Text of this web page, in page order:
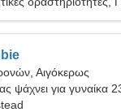
Αιγόκερως
ψάχνει για γυναίκα